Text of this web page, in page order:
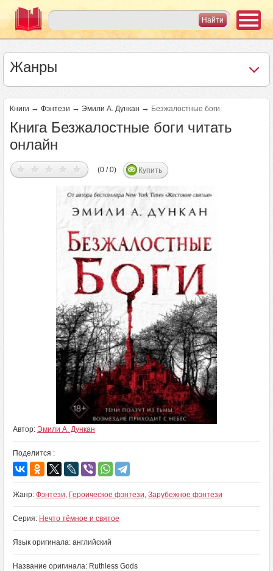
Жанры
Книги → Фэнтези → Эмили А. Дункан → Безжалостные боги
Книга Безжалостные боги читать
онлайн
(0 / 0) Купить
Автор: Эмили А. Дункан
Поделится :
Жанр: Фэнтези, Героическое фэнтези, Зарубежное фэнтези
Серия: Нечто тёмное и святое
Язык оригинала: английский
Название оригинала: Ruthless Gods